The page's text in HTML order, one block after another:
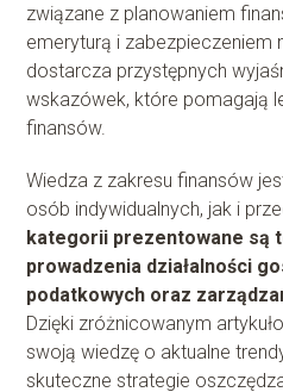
związane z planowaniem
emeryturą i zabezpieczeniem
dostarcza przystępnych
wskazówek, które pomagają
finansów.
Wiedza z zakresu finansów
osób indywidualnych, jak i
kategorii prezentowane są
prowadzenia działalności
podatkowych oraz
Dzięki zróżnicowanym
swoją wiedzę o aktualne
skuteczne strategie